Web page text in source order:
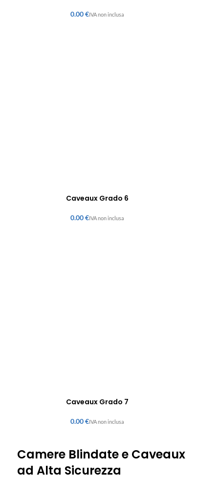
€
Caveaux Grado 6
€
Caveaux Grado 7
€
Camere Blindate e Caveaux
ad Alta Sicurezza